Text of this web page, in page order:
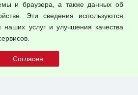
и браузера, а также данных об
Эти сведения используются
наших услуг и улучшения качества